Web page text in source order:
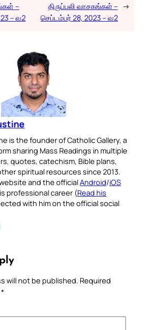
–
– வ2
திருப்பலி வாசகங்கள் –
செப்டம்பர் 28, 2023 – வ2
→
is the founder of Catholic Gallery, a
sharing Mass Readings in multiple
quotes, catechism, Bible plans,
spiritual resources since 2013.
and the officialAndroid/iOS
professional career (Read his
with him on the official social
will not be published. Required
*